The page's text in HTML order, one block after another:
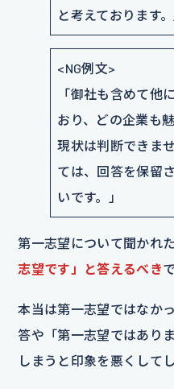
と考えております。
<NG例文>
「御社も含めて他
おり、どの企業も
現状は判断できま
ては、回答を保留
いです。」
第一志望について聞かれた
志望です」と答えるべき
本当は第一志望ではなか
答や「第一志望ではあり
しまうと印象を悪くしてし